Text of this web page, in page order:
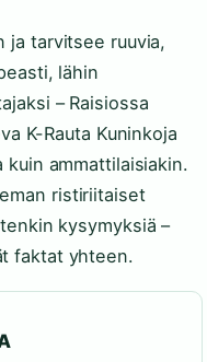
ja tarvitsee ruuvia,
lähin
– Raisiossa
K-Rauta Kuninkoja
ammattilaisiakin.
ristiriitaiset
kysymyksiä –
faktat yhteen.